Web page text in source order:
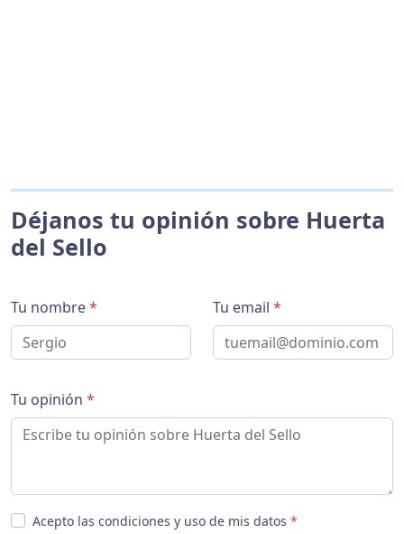
Déjanos tu opinión sobre Huerta
del Sello
Tu nombre* Tu email *
Tu opinión *
Acepto las condiciones y uso de mis datos *